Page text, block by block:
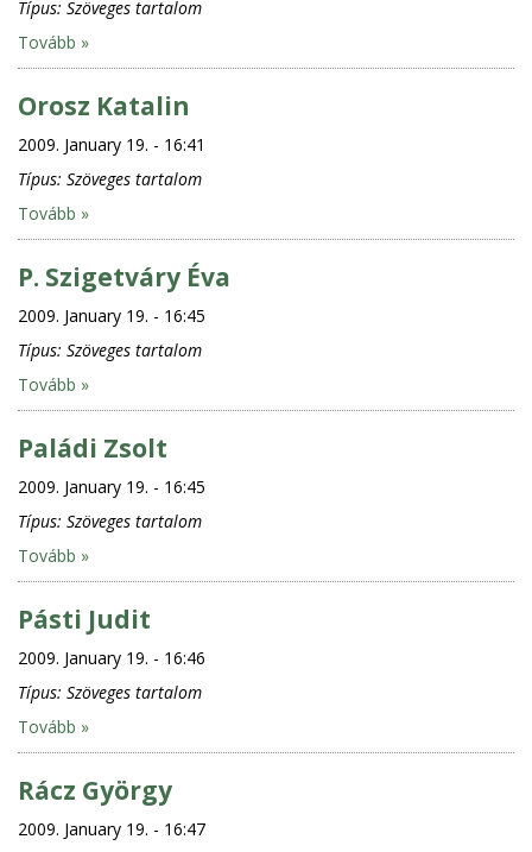
Típus: Szöveges tartalom
Tovább »
Orosz Katalin
2009. January 19. - 16:41
Típus: Szöveges tartalom
Tovább »
P. Szigetváry Éva
2009. January 19. - 16:45
Típus: Szöveges tartalom
Tovább »
Paládi Zsolt
2009. January 19. - 16:45
Típus: Szöveges tartalom
Tovább »
Pásti Judit
2009. January 19. - 16:46
Típus: Szöveges tartalom
Tovább »
Rácz György
2009. January 19. - 16:47